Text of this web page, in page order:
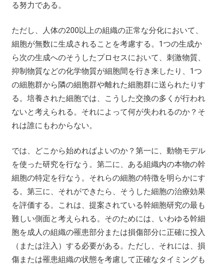
る努力である。
ただし、人体の200以上の組織の正常な分化において、
細胞が無数に生成されることを考慮する。1つの生成か
ら次の生成へのそうしたプロセスにおいて、刺激物質、
抑制物質などの化学物質が細胞間を行き来したり、1つ
の細胞群から隣の細胞群や離れた細胞群に送られたりす
る。培養された細胞では、こうした交換の多くが行われ
ないと考えられる。それによって何が失われるのか？そ
れは誰にもわからない。
では、どこから始めればよいのか？第一に、動物モデル
を使った研究を行なう。第二に、ある組織内の本物の幹
細胞の特定を行なう。それらの細胞の特徴を明らかにす
る。第三に、それができたら、そうした細胞の治療効果
を評価する。これは、提案されている幹細胞研究の最も
難しい側面と考えられる。そのためには、いわゆる幹細
胞を成人の組織の罹患部分または損傷部分に正確に投入
（または注入）する必要がある。ただし、それには、損
傷または罹患組織の状態を考慮して正確なタイミングも